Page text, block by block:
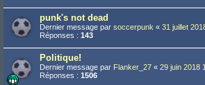
punk's not dead
Dernier message par soccerpunk « 31 juillet
Réponses : 143
Politique!
Dernier message par Flanker_27 « 29 juin 2018
Réponses : 1506